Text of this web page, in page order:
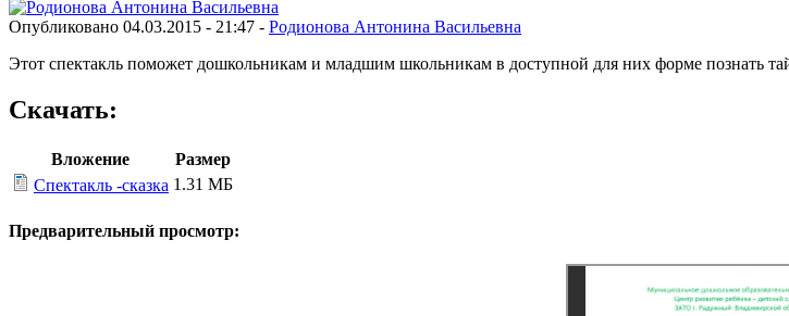
Опубликовано 04.03.2015 - 21:47 - Родионова Антонина Васильевна
Этот спектакль поможет дошкольникам и младшим школьникам в доступной для них форме познать
Скачать:
Вложение
Размер
Спектакль -сказка 1.31 МБ
Предварительный просмотр: